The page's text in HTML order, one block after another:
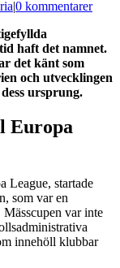
|0 kommentarer
haft det namnet.
det känt som
och utvecklingen
ursprung.
Europa
League, startade
som var en
var inte
innehöll klubbar